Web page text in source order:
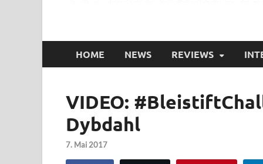
HOME NEWS REVIEWS
VIDEO:
Dybdahl
7. Mai 2017